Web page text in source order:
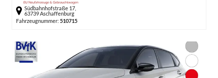
Südbahnhofstraße 17,
63739 Aschaffenburg
Fahrzeugnummer: 510715